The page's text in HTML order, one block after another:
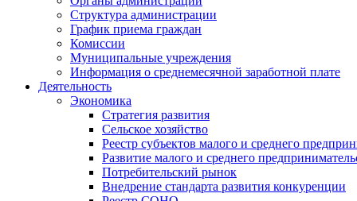
Структура администрации
График приема граждан
Комиссии
Муниципальные учреждения
Информация о среднемесячной заработной плате
Деятельность
Экономика
Стратегия развития
Сельское хозяйство
Реестр субъектов малого и среднего
Развитие малого и среднего
Потребительский рынок
Внедрение стандарта развития конкуренции